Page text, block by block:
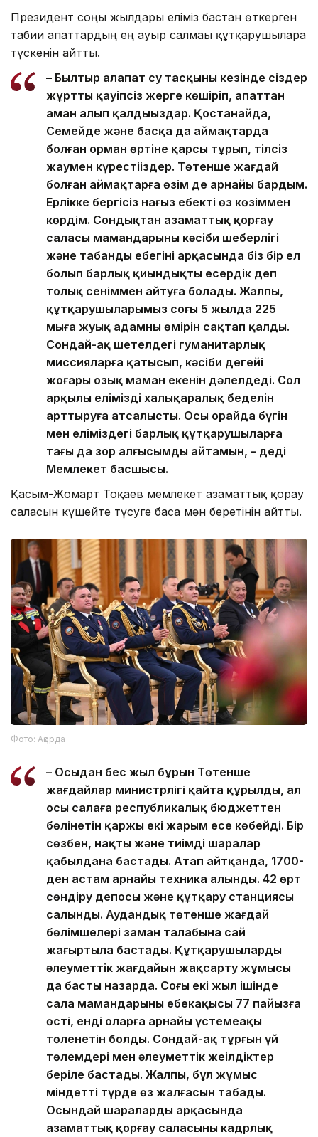
Президент соңғы жылдары еліміз бастан өткерген
табиғи апаттардың ең ауыр салмағы құтқарушыларға
түскенін айтты.
– Былтыр алапат су тасқыны кезінде сіздер
жұртты қауіпсіз жерге көшіріп, апаттан
аман алып қалдыңыздар. Қостанайда,
Семейде және басқа да аймақтарда
болған орман өртіне қарсы тұрып, тілсіз
жаумен күрестіңіздер. Төтенше жағдай
болған аймақтарға өзім де арнайы бардым.
Ерлікке бергісіз нағыз еңбекті өз көзіммен
көрдім. Сондықтан азаматтық қорғау
саласы мамандарының кәсіби шеберлігі
және табанды еңбегінің арқасында біз бір ел
болып барлық қиындықты еңсердік деп
толық сеніммен айтуға болады. Жалпы,
құтқарушыларымыз соңғы 5 жылда 225
мыңға жуық адамның өмірін сақтап қалды.
Сондай-ақ шетелдегі гуманитарлық
миссияларға қатысып, кәсіби деңгейі
жоғары озық маман екенін дәлелдеді. Сол
арқылы еліміздің халықаралық беделін
арттыруға атсалысты. Осы орайда бүгін
мен еліміздегі барлық құтқарушыларға
тағы да зор алғысымды айтамын, – деді
Мемлекет басшысы.
Қасым-Жомарт Тоқаев мемлекет азаматтық қорғау
саласын күшейте түсуге баса мән беретінін айтты.
Фото: Ақорда
– Осыдан бес жыл бұрын Төтенше
жағдайлар министрлігі қайта құрылды, ал
осы салаға республикалық бюджеттен
бөлінетін қаржы екі жарым есе көбейді. Бір
сөзбен, нақты және тиімді шаралар
қабылдана бастады. Атап айтқанда, 1700-
ден астам арнайы техника алынды. 42 өрт
сөндіру депосы және құтқару станциясы
салынды. Аудандық төтенше жағдай
бөлімшелері заман талабына сай
жаңғыртыла бастады. Құтқарушылардың
әлеуметтік жағдайын жақсарту жұмысы
да басты назарда. Соңғы екі жыл ішінде
сала мамандарының еңбекақысы 77 пайызға
өсті, енді оларға арнайы үстемеақы
төленетін болды. Сондай-ақ тұрғын үй
төлемдері мен әлеуметтік жеңілдіктер
беріле бастады. Жалпы, бұл жұмыс
міндетті түрде өз жалғасын табады.
Осындай шаралардың арқасында
азаматтық қорғау саласының кадрлық